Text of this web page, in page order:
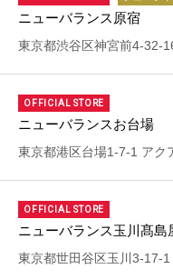
ニューバランス原宿
東京都渋谷区神宮前4-32-
OFFICIAL STORE
ニューバランスお台場
東京都港区台場1-7-1 アク
OFFICIAL STORE
ニューバランス玉川髙島
東京都世田谷区玉川3-17-